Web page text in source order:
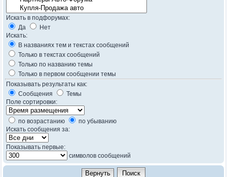
Искать в подфорумах:
Да
Нет
Искать:
В названиях тем и текстах сообщений
Только в текстах сообщений
Только по названию темы
Только в первом сообщении темы
Показывать результаты как:
Сообщения
Темы
Поле сортировки:
по возрастанию
по убыванию
Искать сообщения за:
Показывать первые:
символов сообщений